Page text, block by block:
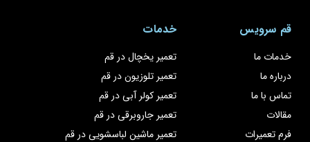
قم سرویس
خدمات ما
درباره ما
تماس با ما
مقالات
فرم تعمیرات
خدمات
تعمیر یخچال در قم
تعمیر تلوزیون در قم
تعمیر کولر آبی در قم
تعمیر جاروبرقی در قم
تعمیر ماشین لباسشویی در قم